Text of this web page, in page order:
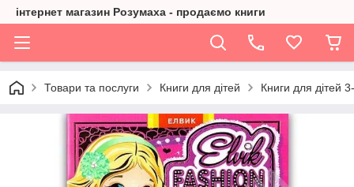
інтернет магазин Розумаха - продаємо книги
Товари та послуги Книги для дітей Книги для дітей